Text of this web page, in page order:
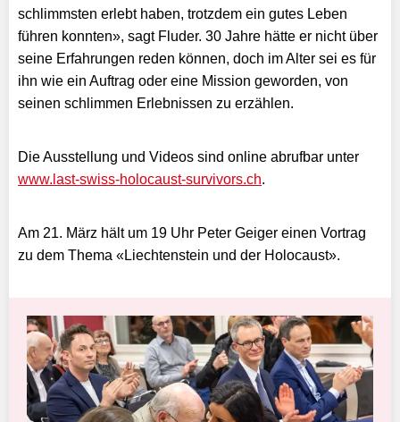
schlimmsten erlebt haben, trotzdem ein gutes Leben
führen konnten», sagt Fluder. 30 Jahre hätte er nicht über
seine Erfahrungen reden können, doch im Alter sei es für
ihn wie ein Auftrag oder eine Mission geworden, von
seinen schlimmen Erlebnissen zu erzählen.
Die Ausstellung und Videos sind online abrufbar unter
www.last-swiss-holocaust-survivors.ch.
Am 21. März hält um 19 Uhr Peter Geiger einen Vortrag
zu dem Thema «Liechtenstein und der Holocaust».